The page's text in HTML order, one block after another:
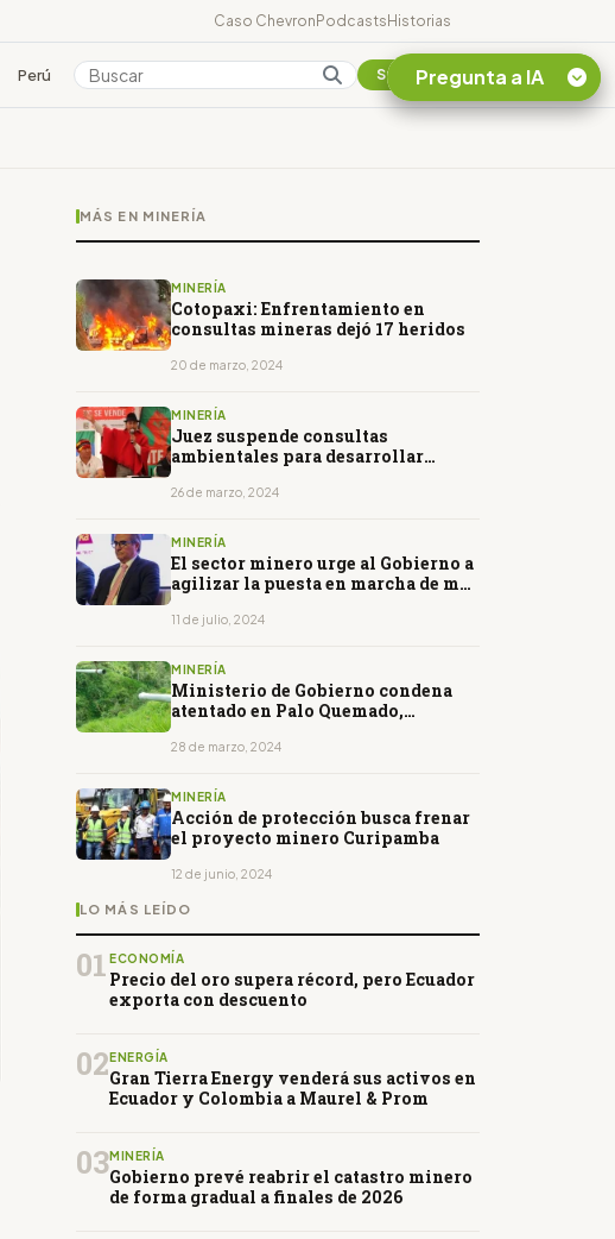
Caso ChevronPodcastsHistorias
Perú Colombia Suscribirse
MÁS EN MINERÍA
MINERÍA
Cotopaxi: Enfrentamiento en
consultas mineras dejó 17 heridos
20 de marzo, 2024
MINERÍA
Juez suspende consultas
ambientales para desarrollar
26 de marzo, 2024
MINERÍA
El sector minero urge al Gobierno a
agilizar la puesta en marcha de más
11 de julio, 2024
MINERÍA
Ministerio de Gobierno condena
atentado en Palo Quemado,
28 de marzo, 2024
MINERÍA
Acción de protección busca frenar
el proyecto minero Curipamba
12 de junio, 2024
LO MÁS LEÍDO
01 ECONOMÍA
Precio del oro supera récord, pero Ecuador
exporta con descuento
02 ENERGÍA
Gran Tierra Energy venderá sus activos en
Ecuador y Colombia a Maurel & Prom
03MINERÍA
Gobierno prevé reabrir el catastro minero
de forma gradual a finales de 2026
Pregunta a IA
¿En que consiste la